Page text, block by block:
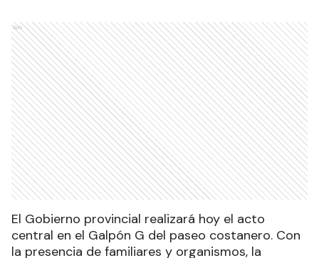
Ads
El Gobierno provincial realizará hoy el acto
central en el Galpón G del paseo costanero. Con
la presencia de familiares y organismos, la